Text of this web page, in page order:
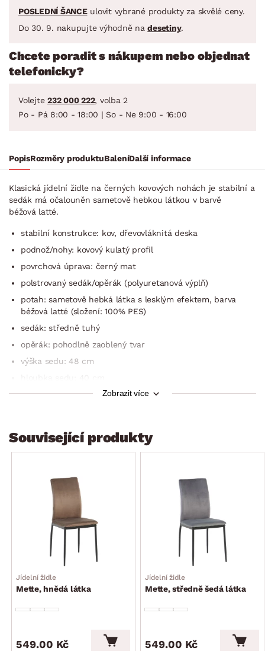
POSLEDNÍ ŠANCEulovit vybrané produkty za skvělé ceny.
Do 30. 9. nakupujte výhodně nadesetiny.
Chcete poradit s nákupem nebo objednat
telefonicky?
Volejte 232 000 222, volba 2
Po - Pá 8:00 - 18:00 | So - Ne 9:00 - 16:00
PopisRozměry produktuBaleníDalší informace
Klasická jídelní židle na černých kovových nohách je stabilní a
sedák má očalouněn sametově hebkou látkou v barvě
béžová latté.
stabilní konstrukce: kov, dřevovláknitá deska
podnož/nohy: kovový kulatý profil
povrchová úprava: černý mat
polstrovaný sedák/opěrák (polyuretanová výplň)
potah: sametově hebká látka s lesklým efektem, barva
béžová latté (složení: 100% PES)
sedák: středně tuhý
opěrák: pohodlně zaoblený tvar
výška sedu: 48 cm
šířka sedu: 43 cm
doporučená nosnost do 110 kg
Zobrazit více
Související produkty
Jídelní židle
Mette, hnědá látka
549.00 Kč
Jídelní židle
Mette, středně šedá látka
549.00 Kč